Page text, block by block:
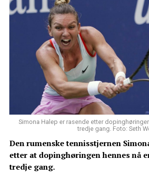
Simona Halep er rasende etter
tredje gang. Foto: Seth
Den rumenske tennisstjernen
etter at dopinghøringen hennes nå
tredje gang.